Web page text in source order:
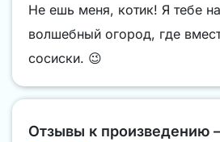
Не ешь меня, котик! Я тебе
волшебный огород, где
сосиски. 😉
Отзывы к произведению